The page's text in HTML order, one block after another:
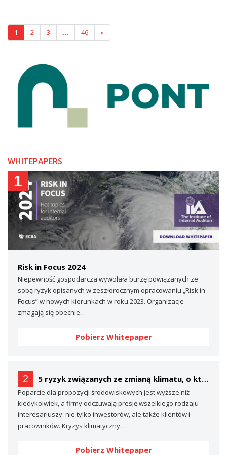
1 2 3 … 46 »
WHITEPAPERS
1
Risk in Focus 2024
Niepewność gospodarcza wywołała burzę powiązanych ze
sobą ryzyk opisanych w zeszłorocznym opracowaniu „Risk in
Focus” w nowych kierunkach w roku 2023. Organizacje
zmagają się obecnie…
Pobierz Whitepaper
2 5 ryzyk związanych ze zmianą klimatu, o których prawdopodobnie nie mówisz… (a powinieneś)
Poparcie dla propozycji środowiskowych jest wyższe niż
kiedykolwiek, a firmy odczuwają presję wszelkiego rodzaju
interesariuszy: nie tylko inwestorów, ale także klientów i
pracowników. Kryzys klimatyczny…
Pobierz Whitepaper